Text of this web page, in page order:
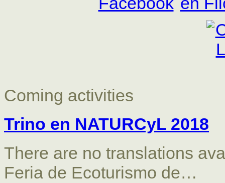
Coming activities
Trino en NATURCyL 2018
There are no translations
Feria de Ecoturismo de…